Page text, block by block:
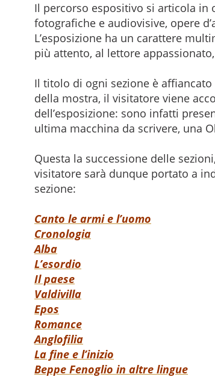
Il percorso espositivo si articola
fotografiche e audiovisive, opere
L’esposizione ha un carattere
più attento, al lettore
Il titolo di ogni sezione è
della mostra, il visitatore viene
dell’esposizione: sono infatti
ultima macchina da scrivere, una
Questa la successione delle
visitatore sarà dunque portato a
sezione:
Canto le armi e l’uomo
Cronologia
Alba
L’esordio
Il paese
Valdivilla
Epos
Romance
Anglofilia
La fine e l’inizio
Beppe Fenoglio in altre lingue